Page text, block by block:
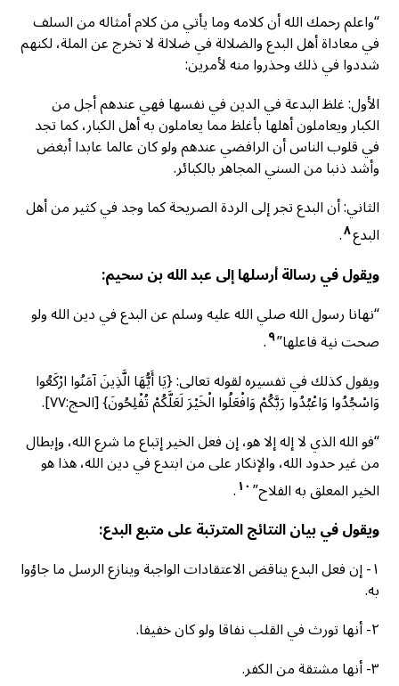
“واعلم رحمك الله أن كلامه وما يأتي من كلام أمثاله من السلف
في معاداة أهل البدع والضلالة في ضلالة لا تخرج عن الملة، لكنهم
شددوا في ذلك وحذروا منه لأمرين:
الأول: غلظ البدعة في الدين في نفسها فهي عندهم أجل من
الكبار ويعاملون أهلها بأغلظ مما يعاملون به أهل الكبار، كما تجد
في قلوب الناس أن الرافضي عندهم ولو كان عالما عابدا أبغض
وأشد ذنبا من السني المجاهر بالكبائر.
الثاني: أن البدع تجر إلى الردة الصريحة كما وجد في كثير من أهل
البدع٨.
ويقول في رسالة أرسلها إلى عبد الله بن سحيم:
“نهانا رسول الله صلي الله عليه وسلم عن البدع في دين الله ولو
صحت نية فاعلها”٩.
ويقول كذلك في تفسيره لقوله تعالى: {يَا أَيُّهَا الَّذِينَ آمَنُوا ارْكَعُوا
وَاسْجُدُوا وَاعْبُدُوا رَبَّكُمْ وَافْعَلُوا الْخَيْرَ لَعَلَّكُمْ تُفْلِحُونَ} [الحج:٧٧].
“فو الله الذي لا إله إلا هو، إن فعل الخير إتباع ما شرع الله، وإبطال
من غير حدود الله، والإنكار على من ابتدع في دين الله، هذا هو
الخير المعلق به الفلاح”١٠.
ويقول في بيان النتائج المترتبة على متبع البدع:
١- إن فعل البدع يناقض الاعتقادات الواجبة وينازع الرسل ما جاؤوا
به.
٢- أنها تورث في القلب نفاقا ولو كان خفيفا.
٣- أنها مشتقة من الكفر.